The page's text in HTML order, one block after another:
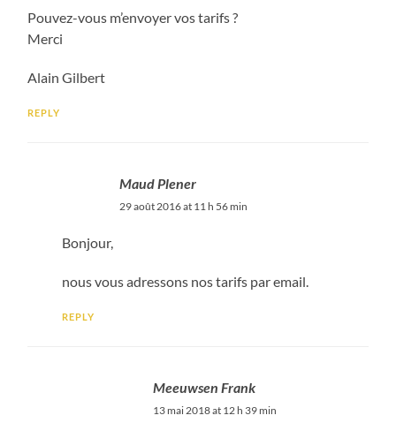
Pouvez-vous m’envoyer vos tarifs ?
Merci
Alain Gilbert
REPLY
Maud Plener
29 août 2016 at 11 h 56 min
Bonjour,
nous vous adressons nos tarifs par email.
REPLY
Meeuwsen Frank
13 mai 2018 at 12 h 39 min